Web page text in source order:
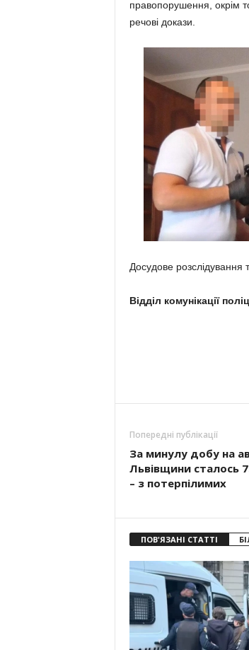
правопорушення, окрім
речові докази.
Досудове розслідування
Відділ комунікації
Попередні публікації
За минулу добу на
Львівщини сталось
– з потерпілимиx
ПОВ'ЯЗАНІ СТАТТІ